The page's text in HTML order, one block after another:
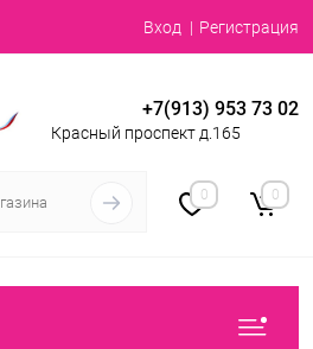
Вход Регистрация
+7(913) 953 73 02
Красный проспект д.165
0 0